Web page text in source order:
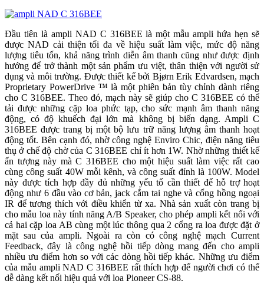
Đầu tiên là ampli NAD C 316BEE là một mẫu ampli hứa hẹn sẽ
được NAD cải thiện tối đa về hiệu suất làm việc, mức độ năng
lượng tiêu tốn, khả năng trình diễn âm thanh cũng như được định
hướng để trở thành một sản phẩm ưu việt, thân thiện với người sử
dụng và môi trường. Được thiết kế bởi Bjørn Erik Edvardsen, mạch
Proprietary PowerDrive ™ là một phiên bản tùy chỉnh dành riêng
cho C 316BEE. Theo đó, mạch này sẽ giúp cho C 316BEE có thể
tải được những cặp loa phức tạp, cho sức mạnh âm thanh năng
động, có độ khuếch đại lớn mà không bị biến dạng. Ampli C
316BEE được trang bị một bộ lưu trữ năng lượng âm thanh hoạt
động tốt. Bên cạnh đó, nhờ công nghệ Enviro Chic, điện năng tiêu
thụ ở chế độ chờ của C 316BEE chỉ ít hơn 1W. Nhờ những thiết kế
ấn tượng này mà C 316BEE cho một hiệu suất làm việc rất cao
cùng công suất 40W mỗi kênh, và công suất đỉnh là 100W. Model
này được tích hợp đầy đủ những yếu tố cần thiết để hỗ trợ hoạt
động như 6 đầu vào cơ bản, jack cắm tai nghe và cổng hồng ngoại
IR để tương thích với điều khiển từ xa. Nhà sản xuất còn trang bị
cho mẫu loa này tính năng A/B Speaker, cho phép ampli kết nối với
cả hai cặp loa AB cùng một lúc thông qua 2 cổng ra loa được đặt ở
mặt sau của ampli. Ngoài ra còn có công nghệ mạch Current
Feedback, đây là công nghệ hồi tiếp dòng mang đến cho ampli
nhiều ưu điểm hơn so với các dòng hồi tiếp khác. Những ưu điểm
của mẫu ampli NAD C 316BEE rất thích hợp để người chơi có thể
dễ dàng kết nối hiệu quả với loa Pioneer CS-88.